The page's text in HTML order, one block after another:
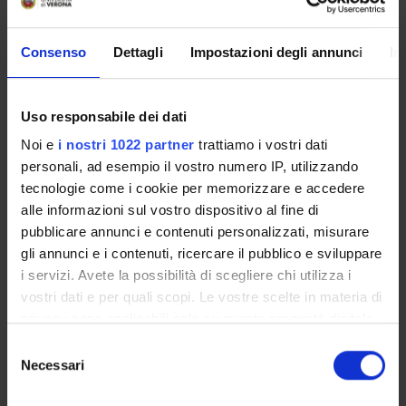
Consenso Dettagli Impostazioni degli annunci
Uso responsabile dei dati
Noi e i nostri 1022 partner trattiamo i vostri dati
personali, ad esempio il vostro numero IP, utilizzando
tecnologie come i cookie per memorizzare e accedere
alle informazioni sul vostro dispositivo al fine di
pubblicare annunci e contenuti personalizzati, misurare
gli annunci e i contenuti, ricercare il pubblico e sviluppare
i servizi. Avete la possibilità di scegliere chi utilizza i
vostri dati e per quali scopi. Le vostre scelte in materia di
modificare o revocare il proprio consenso in qualsiasi
momento dalla Dichiarazione sui cookie o facendo clic
delNecessari
PARTECIPANTI AL PROGETTO
Maria Salome Adank
Cultore della materia
Tiziana Franco
Marina Garbellotti
Professore associato
Lidia Radi
Professore di altro ateneo
Anthony Russell
Professore di altro ateneo
Sara Scalia
Professore associato